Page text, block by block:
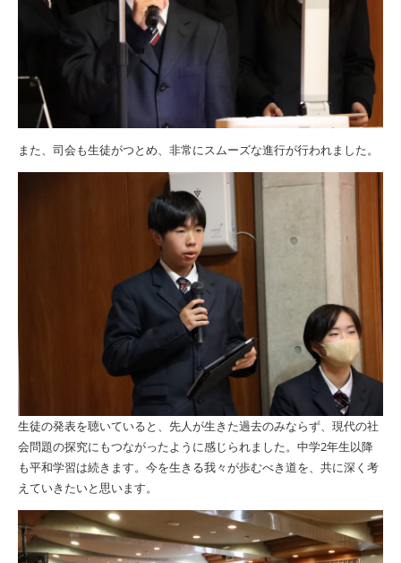
また、司会も生徒がつとめ、非常にスムーズな進行が行われました。
生徒の発表を聴いていると、先人が生きた過去のみならず、現代の社
会問題の探究にもつながったように感じられました。中学2年生以降
も平和学習は続きます。今を生きる我々が歩むべき道を、共に深く考
えていきたいと思います。